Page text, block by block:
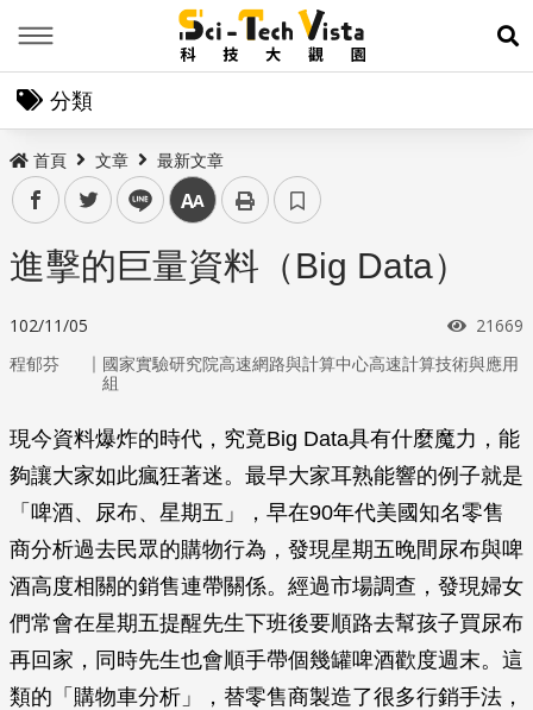
展
分類
首頁 文章 最新文章
facebooktwitter line 中
進擊的巨量資料（Big Data）
102/11/05 瀏覽次
21669
程郁芬 ｜ 國家實驗研究院高速網路與計算中心高速計算技術與應用
組
現今資料爆炸的時代，究竟Big Data具有什麼魔力，能
夠讓大家如此瘋狂著迷。最早大家耳熟能響的例子就是
「啤酒、尿布、星期五」，早在90年代美國知名零售
商分析過去民眾的購物行為，發現星期五晚間尿布與啤
酒高度相關的銷售連帶關係。經過市場調查，發現婦女
們常會在星期五提醒先生下班後要順路去幫孩子買尿布
再回家，同時先生也會順手帶個幾罐啤酒歡度週末。這
類的「購物車分析」，替零售商製造了很多行銷手法，